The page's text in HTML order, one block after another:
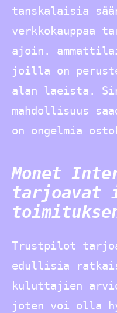
tanskalaisia
verkkokauppaa
ajoin.
joilla on
alan laeista.
mahdollisuus
on ongelmia
Monet
tarjoavat
Trustpilot
edullisia
kuluttajien
joten voi olla